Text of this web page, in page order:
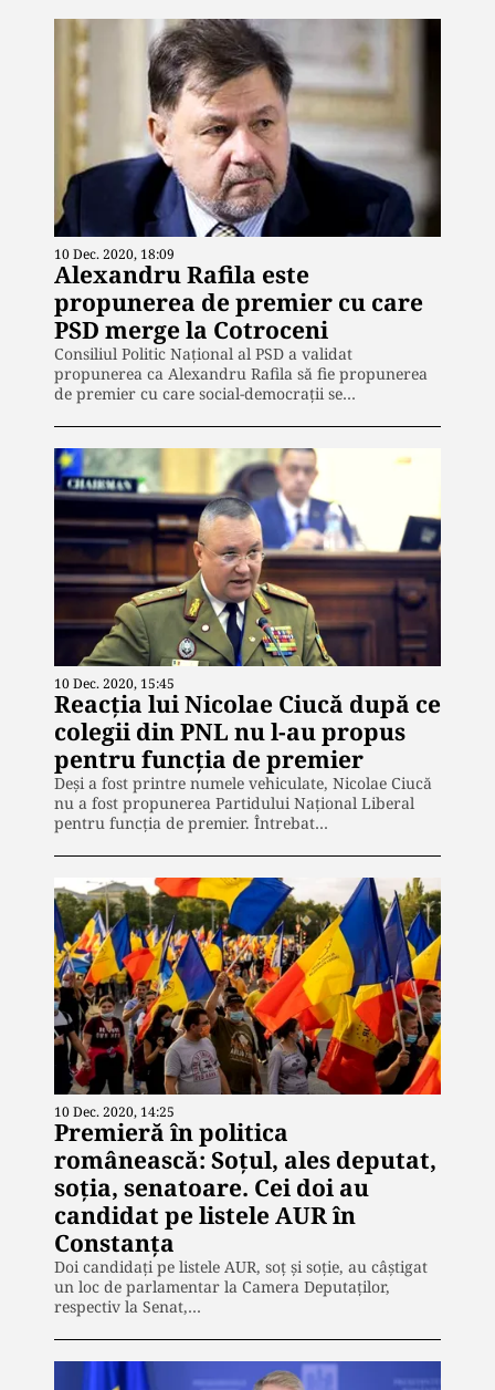
10 Dec. 2020, 18:09
Alexandru Rafila este
propunerea de premier cu care
PSD merge la Cotroceni
Consiliul Politic Național al PSD a validat
propunerea ca Alexandru Rafila să fie propunerea
de premier cu care social-democrații se…
10 Dec. 2020, 15:45
Reacția lui Nicolae Ciucă după ce
colegii din PNL nu l-au propus
pentru funcția de premier
Deși a fost printre numele vehiculate, Nicolae Ciucă
nu a fost propunerea Partidului Național Liberal
pentru funcția de premier. Întrebat…
10 Dec. 2020, 14:25
Premieră în politica
românească: Soțul, ales deputat,
soția, senatoare. Cei doi au
candidat pe listele AUR în
Constanța
Doi candidați pe listele AUR, soț și soție, au câștigat
un loc de parlamentar la Camera Deputaților,
respectiv la Senat,…